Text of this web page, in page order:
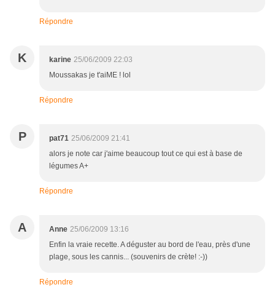
Répondre
K karine 25/06/2009 22:03
Moussakas je t'aiME ! lol
Répondre
P pat71 25/06/2009 21:41
alors je note car j'aime beaucoup tout ce qui est à base de
légumes A+
Répondre
A Anne 25/06/2009 13:16
Enfin la vraie recette. A déguster au bord de l'eau, près d'une
plage, sous les cannis... (souvenirs de crète! :-))
Répondre